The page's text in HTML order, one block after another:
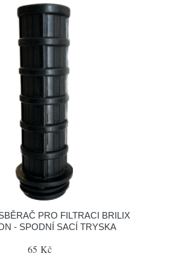
PRO FILTRACI BRILIX
- SPODNÍ SACÍ TRYSKA
65 Kč